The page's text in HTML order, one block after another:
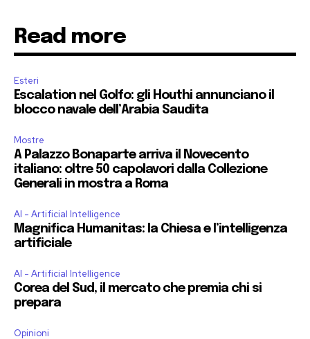
Read more
Esteri
Escalation nel Golfo: gli Houthi annunciano il
blocco navale dell’Arabia Saudita
Mostre
A Palazzo Bonaparte arriva il Novecento
italiano: oltre 50 capolavori dalla Collezione
Generali in mostra a Roma
AI - Artificial Intelligence
Magnifica Humanitas: la Chiesa e l’intelligenza
artificiale
AI - Artificial Intelligence
Corea del Sud, il mercato che premia chi si
prepara
Opinioni